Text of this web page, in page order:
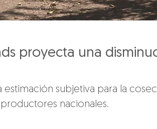
proyecta una
subjetiva para la
nacionales.